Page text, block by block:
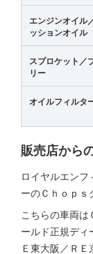
エンジンオイル
ッションオイル
スプロケット／
リー
オイルフィルタ
販売店から
ロイヤルエン
ーのＣｈｏｐｓ
こちらの車両は
ールド正規ディ
Ｅ東大阪／Ｒ